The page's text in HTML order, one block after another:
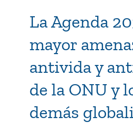
La Agenda
mayor
antivida y
de la ONU y
demás